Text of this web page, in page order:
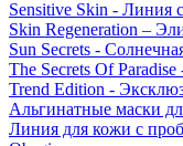
Sensitive Skin - Линия
Skin Regeneration –
Sun Secrets -
The Secrets Of
Trend Edition -
Альгинатные маски
Линия для кожи с